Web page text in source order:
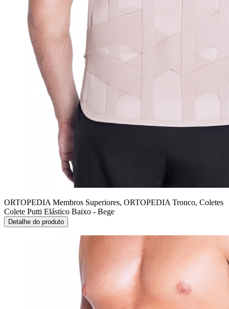
ORTOPEDIA Membros Superiores, ORTOPEDIA Tronco, Coletes
Colete Putti Elástico Baixo - Bege
Detalhe do produto